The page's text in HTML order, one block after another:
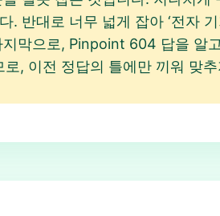
. 반대로 너무 넓게 잡아 ‘전자
막으로, Pinpoint 604 답을 알
, 이전 정답의 틀에만 끼워 맞